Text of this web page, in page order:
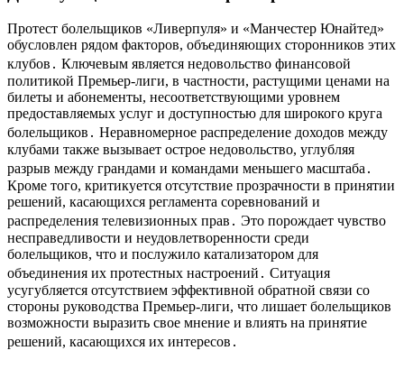
Протест болельщиков «Ливерпуля» и «Манчестер Юнайтед»
обусловлен рядом факторов, объединяющих сторонников этих
клубов․ Ключевым является недовольство финансовой
политикой Премьер-лиги, в частности, растущими ценами на
билеты и абонементы, несоответствующими уровнем
предоставляемых услуг и доступностью для широкого круга
болельщиков․ Неравномерное распределение доходов между
клубами также вызывает острое недовольство, углубляя
разрыв между грандами и командами меньшего масштаба․
Кроме того, критикуется отсутствие прозрачности в принятии
решений, касающихся регламента соревнований и
распределения телевизионных прав․ Это порождает чувство
несправедливости и неудовлетворенности среди
болельщиков, что и послужило катализатором для
объединения их протестных настроений․ Ситуация
усугубляется отсутствием эффективной обратной связи со
стороны руководства Премьер-лиги, что лишает болельщиков
возможности выразить свое мнение и влиять на принятие
решений, касающихся их интересов․